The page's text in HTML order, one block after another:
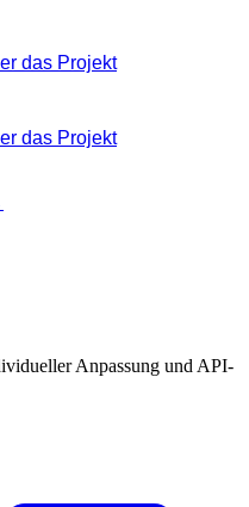
das Projekt
das Projekt
Tool in der Übersicht
Anpassung und API-